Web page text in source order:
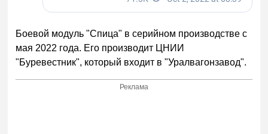
Боевой модуль "Спица" в серийном производстве с
мая 2022 года. Его производит ЦНИИ
"Буревестник", который входит в "Уралвагонзавод".
Реклама